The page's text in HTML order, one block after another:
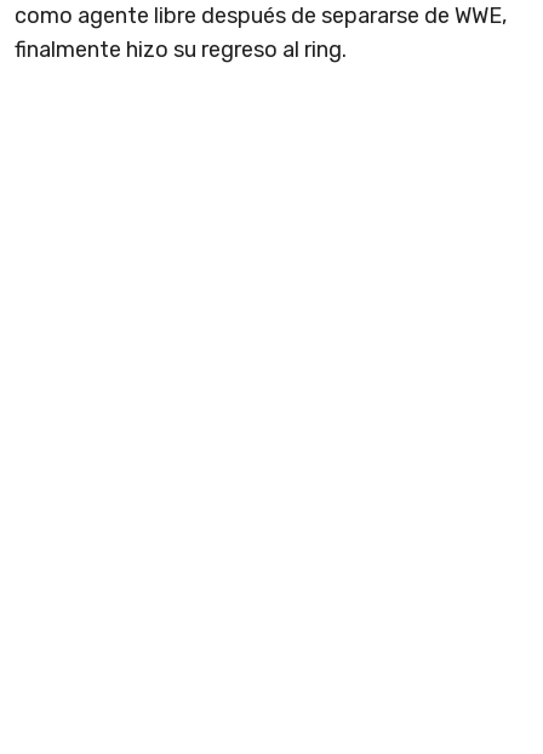
como agente libre después de separarse de WWE,
finalmente hizo su regreso al ring.